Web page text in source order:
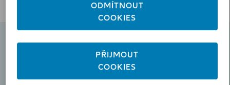
Naplánovat schůzku
Poslat zprávu
ODMÍTNOUT
COOKIES
PŘIJMOUT
COOKIES